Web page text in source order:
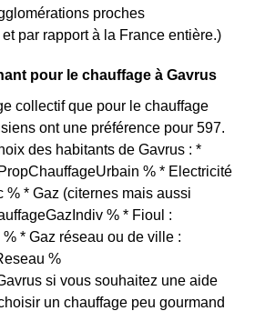
proches
par rapport à la France entière.)
pour le chauffage à Gavrus
collectif que pour le chauffage
ont une préférence pour 597.
des habitants de Gavrus : *
% * Electricité
% * Gaz (citernes mais aussi
% * Fioul :
* Gaz réseau ou de ville :
%
si vous souhaitez une aide
un chauffage peu gourmand